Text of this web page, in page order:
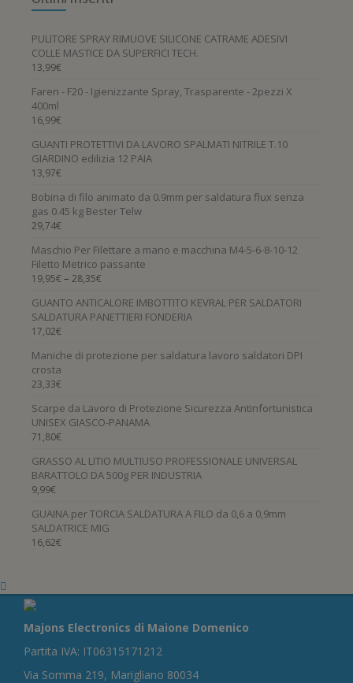
PULITORE SPRAY RIMUOVE SILICONE CATRAME ADESIVI
COLLE MASTICE DA SUPERFICI TECH.
13,99€
Faren - F20 - Igienizzante Spray, Trasparente - 2pezzi X
400ml
16,99€
GUANTI PROTETTIVI DA LAVORO SPALMATI NITRILE T.10
GIARDINO edilizia 12 PAIA
13,97€
Bobina di filo animato da 0.9mm per saldatura flux senza
gas 0.45 kg Bester Telw
29,74€
Maschio Per Filettare a mano e macchina M4-5-6-8-10-12
Filetto Metrico passante
19,95€ – 28,35€
GUANTO ANTICALORE IMBOTTITO KEVRAL PER SALDATORI
SALDATURA PANETTIERI FONDERIA
17,02€
Maniche di protezione per saldatura lavoro saldatori DPI
crosta
23,33€
Scarpe da Lavoro di Protezione Sicurezza Antinfortunistica
UNISEX GIASCO-PANAMA
71,80€
GRASSO AL LITIO MULTIUSO PROFESSIONALE UNIVERSAL
BARATTOLO DA 500g PER INDUSTRIA
9,99€
GUAINA per TORCIA SALDATURA A FILO da 0,6 a 0,9mm
SALDATRICE MIG
16,62€
Majons Electronics di Maione Domenico
Partita IVA: IT06315171212
Via Somma 219, Marigliano 80034